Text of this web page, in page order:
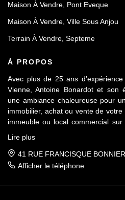
Maison À Vendre, Pont Eveque
Maison À Vendre, Ville Sous Anjou
Terrain À Vendre, Septeme
À PROPOS
Avec plus de 25 ans
Vienne, Antoine Bonardot et son
une ambiance chaleureuse pour
immobilier, achat ou vente de votre
immeuble ou local commercial
respect déontologique de notre
accompagne de A à Z, dans la
parfaite réussite de votre projet.
Lire plus
41 RUE FRANCISQUE
Afficher le téléphone